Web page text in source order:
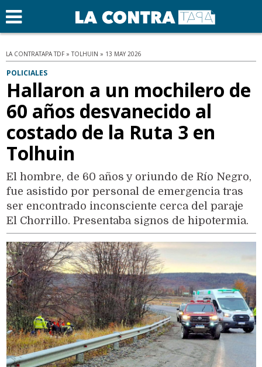
LA CONTRATAPA TDF » TOLHUIN » 13 MAY 2026
POLICIALES
Hallaron a un mochilero de
60 años desvanecido al
costado de la Ruta 3 en
Tolhuin
El hombre, de 60 años y oriundo de Río Negro,
fue asistido por personal de emergencia tras
ser encontrado inconsciente cerca del paraje
El Chorrillo. Presentaba signos de hipotermia.